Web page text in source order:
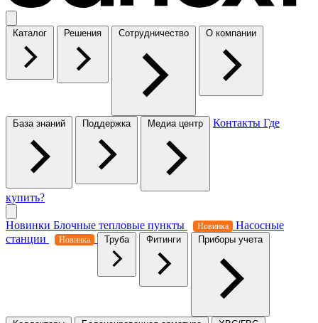
Каталог Решения Сотрудничество О компании
База знаний Поддержка Медиа центр Контакты Где
купить?
Новинки Блочные тепловые пункты Новинка
Насосные
станции
Новинка Труба Фитинги Приборы учета